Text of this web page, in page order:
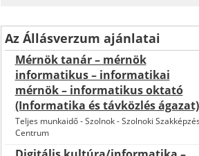
Az Állásverzum ajánlatai
Mérnök tanár – mérnök
informatikus – informatikai
mérnök – informatikus oktató
(Informatika és távközlés ágazat)
Teljes munkaidő-Szolnok-Szolnoki
Centrum